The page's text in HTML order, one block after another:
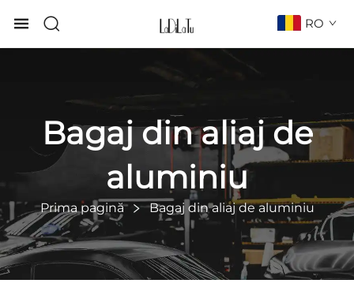
RO
Bagaj din aliaj de
aluminiu
Prima pagină Bagaj din aliaj de aluminiu